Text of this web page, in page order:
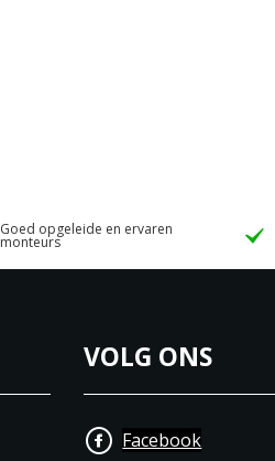
Goed opgeleide en ervaren
monteurs
VOLG ONS
Facebook